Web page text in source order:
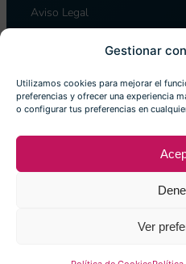
Gestionar
Utilizamos cookies para mejorar el
preferencias y ofrecer una experiencia
o configurar tus preferencias en
Ver
Aviso Legal
© 2026 Iacta Studio.